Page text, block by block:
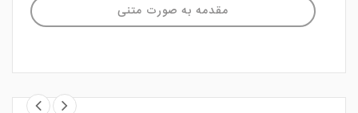
مقدمه به صورت متنی